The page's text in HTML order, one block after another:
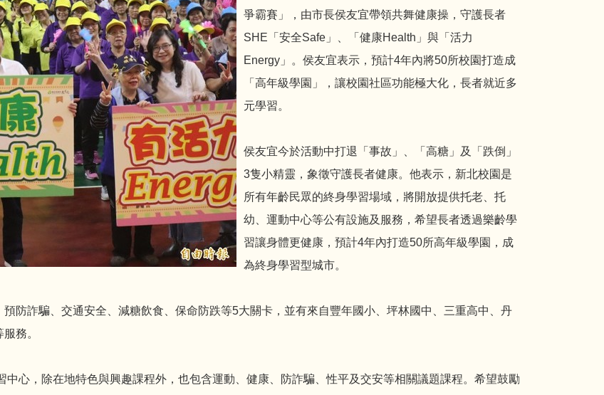
爭霸賽」，由市長侯友宜帶領共舞健康操，守護長者
SHE「安全Safe」、「健康Health」與「活力
Energy」。侯友宜表示，預計4年內將50所校園打造成
「高年級學園」，讓校園社區功能極大化，長者就近多
元學習。
侯友宜今於活動中打退「事故」、「高糖」及「跌倒」
3隻小精靈，象徵守護長者健康。他表示，新北校園是
所有年齡民眾的終身學習場域，將開放提供托老、托
幼、運動中心等公有設施及服務，希望長者透過樂齡學
習讓身體更健康，預計4年內打造50所高年級學園，成
為終身學習型城市。
防詐騙、交通安全、減糖飲食、保命防跌等5大關卡，並有來自豐年國小、坪林國中、三重高中、丹
務。
心，除在地特色與興趣課程外，也包含運動、健康、防詐騙、性平及交安等相關議題課程。希望鼓勵